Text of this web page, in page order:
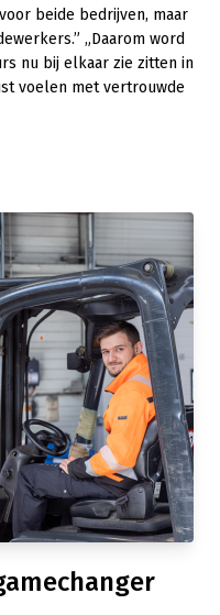
beide bedrijven, maar
„Daarom word
nu bij elkaar zie zitten in
voelen met vertrouwde